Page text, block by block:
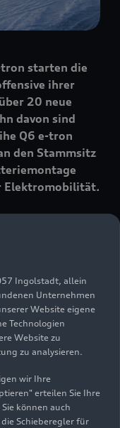
starten die
ihrer
20 neue
davon sind
Q6 e-tron
den Stammsitz
Elektromobilität.
aktuell den
Die
auf der neuen
Electric
Maschinen,
entwickelten
seriennahe
großen Schritt
Ingolstadt, allein
Unternehmen
Website eigene
Technologien
Website zu
zu analysieren.
wir Ihre
erteilen Sie Ihre
können auch
Schieberegler für